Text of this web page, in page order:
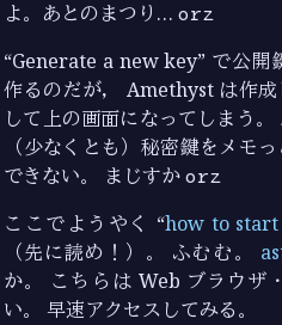
よ。あとのまつり…orz
“Generate a new key” で公
作るのだが， Amethyst は作
して上の画面になってしまう
（少なくとも）秘密鍵をメモ
できない。 まじすかorz
ここでようやく “how to
（先に読め！）。 ふむむ。
か。 こちらは Web ブラウザ
い。 早速アクセスしてみる。